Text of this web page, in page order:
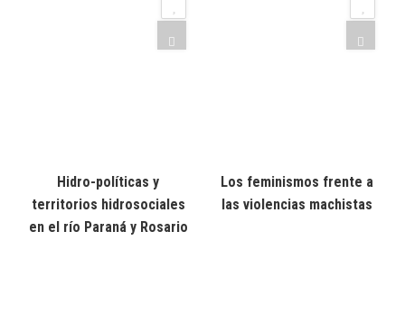
Hidro-políticas y
territorios hidrosociales
en el río Paraná y Rosario
Los feminismos frente a
las violencias machistas